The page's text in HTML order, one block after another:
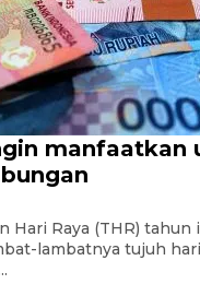
manfaatkan
Hari Raya (THR) tahun
lambatnya tujuh